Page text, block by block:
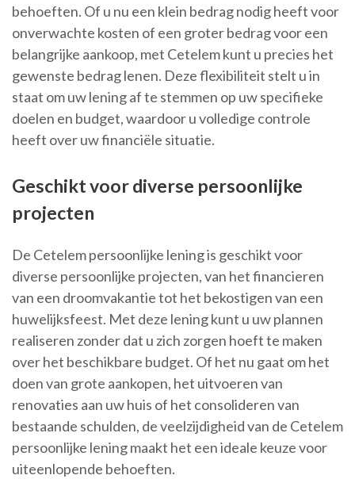
behoeften. Of u nu een klein bedrag nodig heeft voor
onverwachte kosten of een groter bedrag voor een
belangrijke aankoop, met Cetelem kunt u precies het
gewenste bedrag lenen. Deze flexibiliteit stelt u in
staat om uw lening af te stemmen op uw specifieke
doelen en budget, waardoor u volledige controle
heeft over uw financiële situatie.
Geschikt voor diverse persoonlijke
projecten
De Cetelem persoonlijke lening is geschikt voor
diverse persoonlijke projecten, van het financieren
van een droomvakantie tot het bekostigen van een
huwelijksfeest. Met deze lening kunt u uw plannen
realiseren zonder dat u zich zorgen hoeft te maken
over het beschikbare budget. Of het nu gaat om het
doen van grote aankopen, het uitvoeren van
renovaties aan uw huis of het consolideren van
bestaande schulden, de veelzijdigheid van de Cetelem
persoonlijke lening maakt het een ideale keuze voor
uiteenlopende behoeften.